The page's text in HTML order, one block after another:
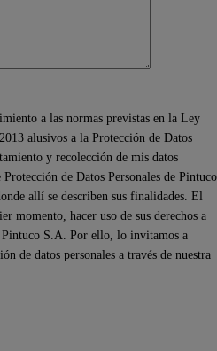
a las normas previstas en la Ley
alusivos a la Protección de Datos
y recolección de mis datos
de Datos Personales de Pintuco
allí se describen sus finalidades. El
momento, hacer uso de sus derechos a
Pintuco S.A. Por ello, lo invitamos a
de datos personales a través de nuestra